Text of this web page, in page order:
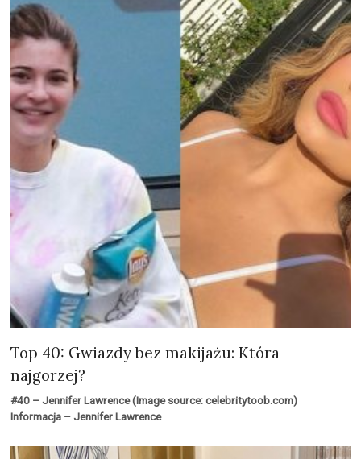
Top 40: Gwiazdy bez makijażu: Która
najgorzej?
#40 – Jennifer Lawrence (Image source: celebritytoob.com)
Informacja – Jennifer Lawrence